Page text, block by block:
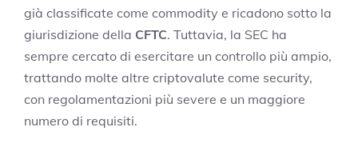
già classificate come commodity e ricadono sotto la
giurisdizione della CFTC. Tuttavia, la SEC ha
sempre cercato di esercitare un controllo più ampio,
trattando molte altre criptovalute come security,
con regolamentazioni più severe e un maggiore
numero di requisiti.